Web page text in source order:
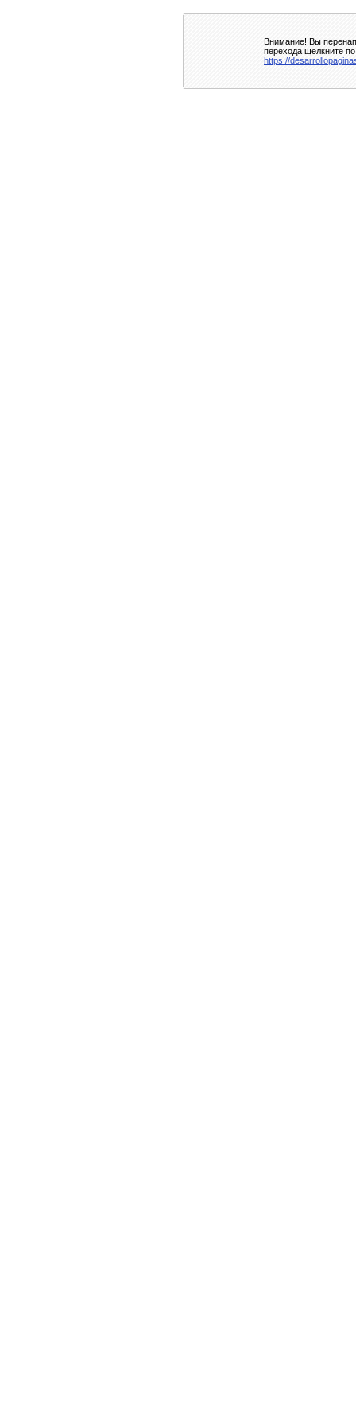
Внимание! Вы
перехода щелкните
https://